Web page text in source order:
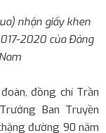
nhận giấy khen
2020 của Đảng
đồng chí Trần
Ban Truyền
đường 90 năm